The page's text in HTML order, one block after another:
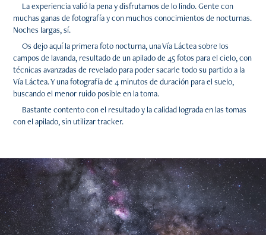
La experiencia valió la pena y disfrutamos de lo lindo. Gente con
muchas ganas de fotografía y con muchos conocimientos de nocturnas.
Noches largas, sí.
Os dejo aquí la primera foto nocturna, una Vía Láctea sobre los
campos de lavanda, resultado de un apilado de 45 fotos para el cielo, con
técnicas avanzadas de revelado para poder sacarle todo su partido a la
Vía Láctea. Y una fotografía de 4 minutos de duración para el suelo,
buscando el menor ruido posible en la toma.
Bastante contento con el resultado y la calidad lograda en las tomas
con el apilado, sin utilizar tracker.